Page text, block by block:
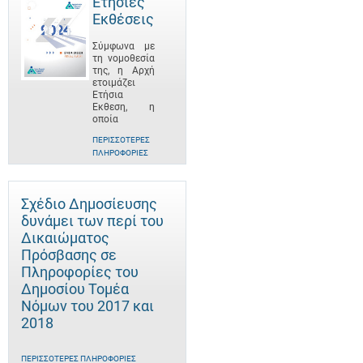
Εκθέσεις
Σύμφωνα με
τη νομοθεσία
της, η Αρχή
ετοιμάζει
Ετήσια
Έκθεση, η
οποία
ΠΕΡΙΣΣΌΤΕΡΕΣ
ΠΛΗΡΟΦΟΡΊΕΣ
Σχέδιο Δημοσίευσης
δυνάμει των περί του
Δικαιώματος
Πρόσβασης σε
Πληροφορίες του
Δημοσίου Τομέα
Νόμων του 2017 και
2018
ΠΕΡΙΣΣΌΤΕΡΕΣ ΠΛΗΡΟΦΟΡΊΕΣ